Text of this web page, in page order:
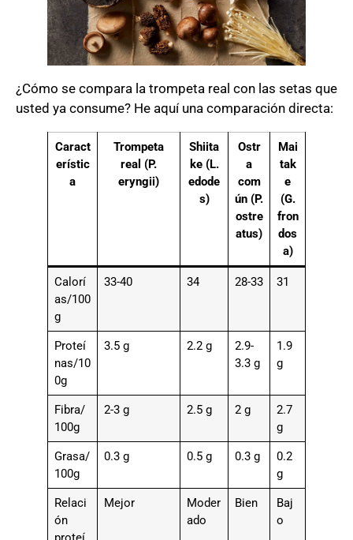
¿Cómo se compara la trompeta real con las setas que
usted ya consume? He aquí una comparación directa:
Caract
erístic
a
Trompeta
real (P.
eryngii)
Shiita
ke (L.
edode
s)
Ostr
a
com
ún (P.
ostre
atus)
Mai
tak
e
(G.
fron
dos
a)
Calorí
as/100
g
33-40 34 28-33 31
Proteí
nas/10
0g
3.5 g 2.2 g
2.9-
3.3 g
1.9
g
Fibra/
100g
2-3 g 2.5 g 2 g
2.7
g
Grasa/
100g
0.3 g 0.5 g 0.3 g
0.2
g
Relaci
ón
Mejor
Moder
ado
Bien
Baj
o